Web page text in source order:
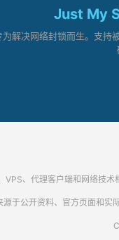
Just My
解决网络封锁而生。支持
、代理客户端和网络技术
源于公开资料、官方页面和实